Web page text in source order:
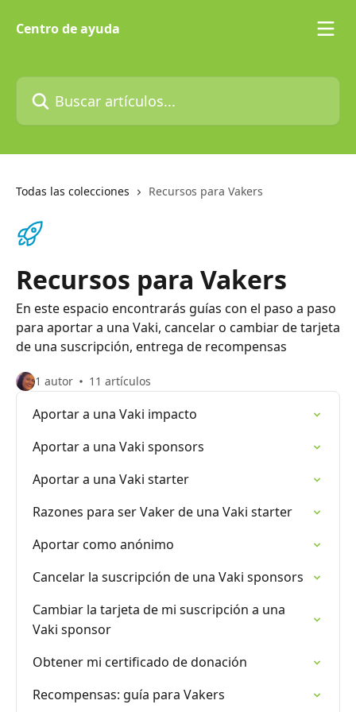
Centro de ayuda
Buscar artículos...
Todas las colecciones Recursos para Vakers
Recursos para Vakers
En este espacio encontrarás guías con el paso a paso
para aportar a una Vaki, cancelar o cambiar de tarjeta
de una suscripción, entrega de recompensas
1 autor 11 artículos
Aportar a una Vaki impacto
Aportar a una Vaki sponsors
Aportar a una Vaki starter
Razones para ser Vaker de una Vaki starter
Aportar como anónimo
Cancelar la suscripción de una Vaki sponsors
Cambiar la tarjeta de mi suscripción a una
Vaki sponsor
Obtener mi certificado de donación
Recompensas: guía para Vakers